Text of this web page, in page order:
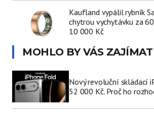
Kaufland vypálil rybník
chytrou vychytávku za
10 000 Kč
MOHLO BY VÁS ZAJÍMAT
Nový revoluční skládací
52 000 Kč. Proč ho